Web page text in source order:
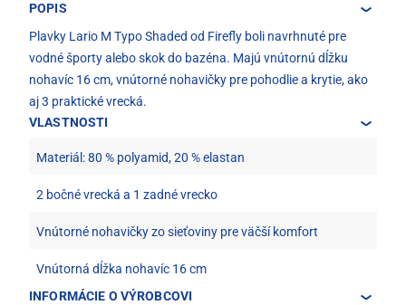
POPIS
Plavky Lario M Typo Shaded od Firefly boli navrhnuté pre
vodné športy alebo skok do bazéna. Majú vnútornú dĺžku
nohavíc 16 cm, vnútorné nohavičky pre pohodlie a krytie, ako
aj 3 praktické vrecká.
VLASTNOSTI
Materiál: 80 % polyamid, 20 % elastan
2 bočné vrecká a 1 zadné vrecko
Vnútorné nohavičky zo sieťoviny pre väčší komfort
Vnútorná dĺžka nohavíc 16 cm
INFORMÁCIE O VÝROBCOVI